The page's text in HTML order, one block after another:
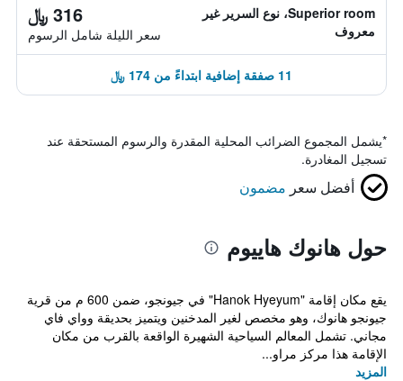
Superior room، نوع السرير غير
معروف
316 ﷼
سعر الليلة شامل الرسوم
11 صفقة إضافية ابتداءً من 174 ﷼
*يشمل المجموع الضرائب المحلية المقدرة والرسوم المستحقة عند
تسجيل المغادرة.
أفضل سعر مضمون
حول هانوك هاييوم
يقع مكان إقامة "Hanok Hyeyum" في جيونجو، ضمن 600 م من قرية
جيونجو هانوك، وهو مخصص لغير المدخنين ويتميز بحديقة وواي فاي
مجاني. تشمل المعالم السياحية الشهيرة الواقعة بالقرب من مكان
الإقامة هذا مركز مراو...
المزيد